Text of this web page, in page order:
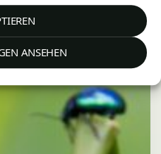
ANSEHEN